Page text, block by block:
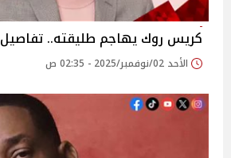
كريس روك يهاجم طليقته.. تفاصيل
الأحد 02/نوفمبر/2025 - 02:35 ص